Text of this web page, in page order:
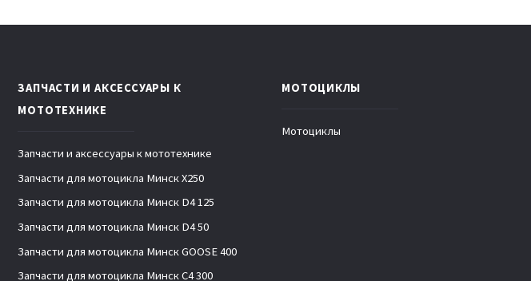
ЗАПЧАСТИ И АКСЕССУАРЫ К
МОТОТЕХНИКЕ
Запчасти и аксессуары к мототехнике
Запчасти для мотоцикла Минск X250
Запчасти для мотоцикла Минск D4 125
Запчасти для мотоцикла Минск D4 50
Запчасти для мотоцикла Минск GOOSE 400
Запчасти для мотоцикла Минск C4 300
МОТОЦИКЛЫ
Мотоциклы